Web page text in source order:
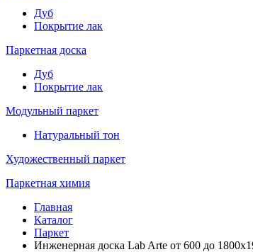
Дуб
Покрытие лак
Паркетная доска
Дуб
Покрытие лак
Модульный паркет
Натуральный тон
Художественный паркет
Паркетная химия
Главная
Каталог
Паркет
Инженерная доска Lab Arte от 600 до